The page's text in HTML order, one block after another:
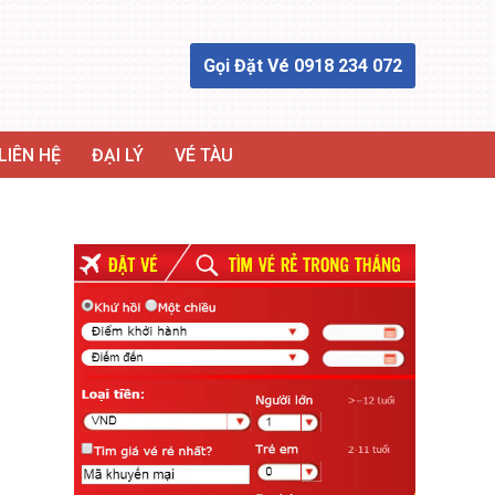
Gọi Đặt Vé 0918 234 072
HỆ ĐẠI LÝ VÉ TÀU